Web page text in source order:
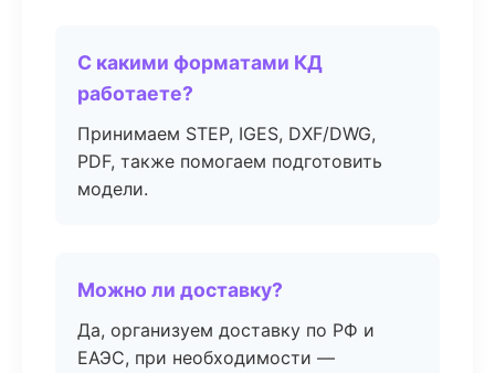
С какими форматами КД
работаете?
Принимаем STEP, IGES, DXF/DWG,
PDF, также помогаем подготовить
модели.
Можно ли доставку?
Да, организуем доставку по РФ и
ЕАЭС, при необходимости —